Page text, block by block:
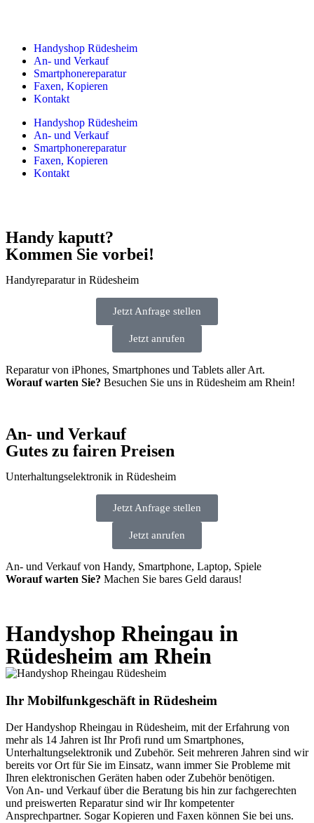
Handyshop Rüdesheim
An- und Verkauf
Smartphonereparatur
Faxen, Kopieren
Kontakt
Handyshop Rüdesheim
An- und Verkauf
Smartphonereparatur
Faxen, Kopieren
Kontakt
Handy kaputt?
Kommen Sie vorbei!
Handyreparatur in Rüdesheim
Jetzt Anfrage stellen
Jetzt anrufen
Reparatur von iPhones, Smartphones und Tablets aller Art.
Worauf warten Sie? Besuchen Sie uns in Rüdesheim am Rhein!
An- und Verkauf
Gutes zu fairen Preisen
Unterhaltungs­elektronik in Rüdesheim
Jetzt Anfrage stellen
Jetzt anrufen
An- und Verkauf von Handy, Smartphone, Laptop, Spiele
Worauf warten Sie? Machen Sie bares Geld daraus!
Handyshop Rheingau in
Rüdesheim am Rhein
Ihr Mobilfunkgeschäft in Rüdesheim
Der Handyshop Rheingau in Rüdesheim, mit der Erfahrung von
mehr als 14 Jahren ist Ihr Profi rund um Smartphones,
Unterhaltungselektronik und Zubehör. Seit mehreren Jahren sind wir
bereits vor Ort für Sie im Einsatz, wann immer Sie Probleme mit
Ihren elektronischen Geräten haben oder Zubehör benötigen.
Von An- und Verkauf über die Beratung bis hin zur fachgerechten
und preiswerten Reparatur sind wir Ihr kompetenter
Ansprechpartner. Sogar Kopieren und Faxen können Sie bei uns.